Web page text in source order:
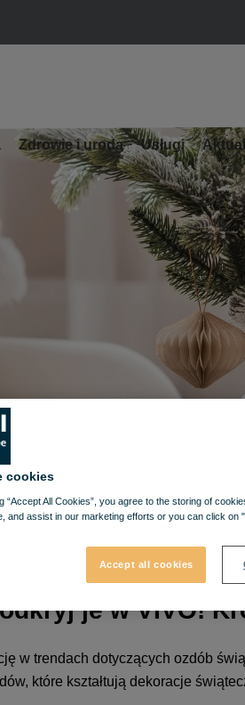
Zdrowie i uroda Usługi
je w VIVO!
w trendach dotyczących ozdób
które kształtują dekoracje
cookies
“Accept All Cookies”, you agree to the storing of
and assist in our marketing efforts or you can click on
Accept all cookies